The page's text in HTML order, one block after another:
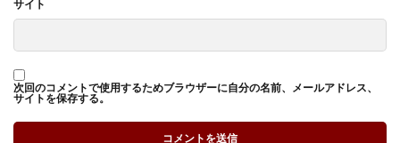
サイト
次回のコメントで使用するためブラウザーに自分の名前、メールアドレス、
サイトを保存する。